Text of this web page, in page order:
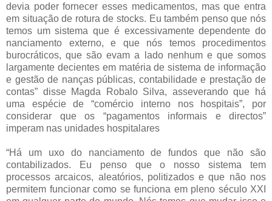
devia poder fornecer esses medicamentos, mas que entra
em situação de rotura de stocks. Eu também penso que nós
temos um sistema que é excessivamente dependente do
nanciamento externo, e que nós temos procedimentos
burocráticos, que são evam a lado nenhum e que somos
largamente decientes em matéria de sistema de informação
e gestão de nanças públicas, contabilidade e prestação de
contas” disse Magda Robalo Silva, asseverando que há
uma espécie de “comércio interno nos hospitais”, por
considerar que os “pagamentos informais e directos”
imperam nas unidades hospitalares
“Há um uxo do nanciamento de fundos que não são
contabilizados. Eu penso que o nosso sistema tem
processos arcaicos, aleatórios, politizados e que não nos
permitem funcionar como se funciona em pleno século XXI